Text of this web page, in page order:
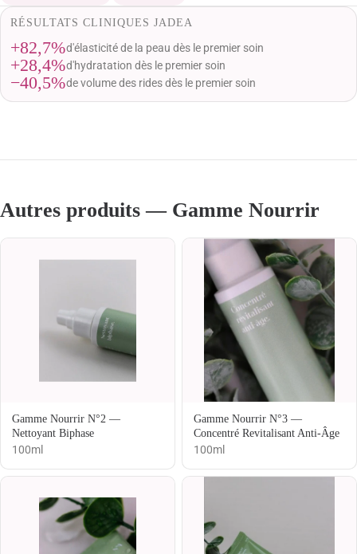
RÉSULTATS CLINIQUES JADEA
+82,7%d'élasticité de la peau dès le premier soin
+28,4%d'hydratation dès le premier soin
−40,5%de volume des rides dès le premier soin
Autres produits — Gamme Nourrir
Gamme Nourrir N°2 —
Nettoyant Biphase
100ml
Gamme Nourrir N°3 —
Concentré Revitalisant Anti-Âge
100ml